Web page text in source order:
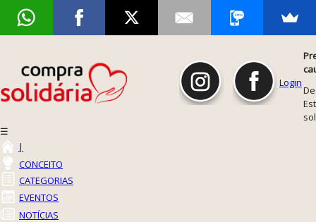
Login
☰
|
CONCEITO
CATEGORIAS
EVENTOS
NOTÍCIAS